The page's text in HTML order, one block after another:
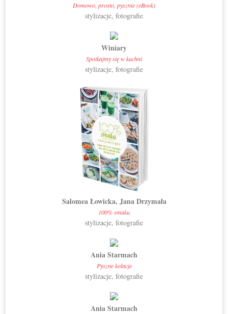
Domowo, prosto, pysznie (eBook)
stylizacje, fotografie
Winiary
Spotkajmy się w kuchni
stylizacje, fotografie
Salomea Łowicka, Jana Drzymała
100% smaku
stylizacje, fotografie
Ania Starmach
Pyszne kolacje
stylizacje, fotografie
Ania Starmach